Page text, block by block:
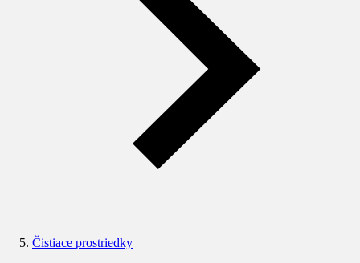
Čistiace prostriedky